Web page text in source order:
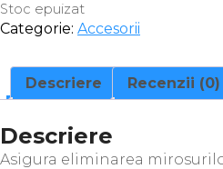
Stoc epuizat
Categorie: Accesorii
Descriere Recenzii (0)
Descriere
Asigura eliminarea